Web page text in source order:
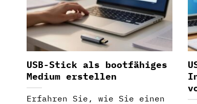
USB-Stick als bootfähiges
Medium erstellen
Erfahren Sie, wie Sie einen